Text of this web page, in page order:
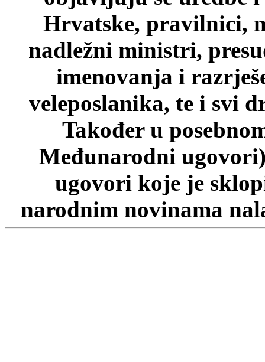
Hrvatske, pravilnici,
nadležni ministri,
imenovanja i
veleposlanika, te i svi
Također u
Međunarodni
ugovori koje je
narodnim novinama